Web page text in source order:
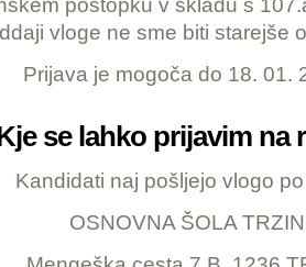
vloge ne sme biti starejše
Prijava je mogoča do 18. 01.
se lahko prijavim na
Kandidati naj pošljejo vlogo
OSNOVNA ŠOLA TRZIN